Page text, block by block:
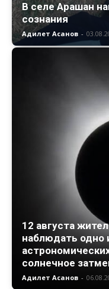
В селе Арашан
сознания
Адилет Асанов -
12 августа
наблюдать одно
солнечное
Адилет Асанов -